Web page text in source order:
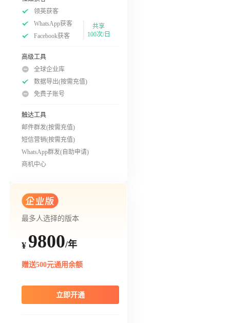
领英获客
WhatsApp获客
Facebook获客
共享
100次/日
高级工具
全球企业库
数据导出(按需充值)
免费子账号
触达工具
邮件群发(按需充值)
短信营销(按需充值)
WhatsApp群发(自助申请)
商机中心
最多人选择的版本
¥ 9800/年
赠送500元通用余额
立即开通